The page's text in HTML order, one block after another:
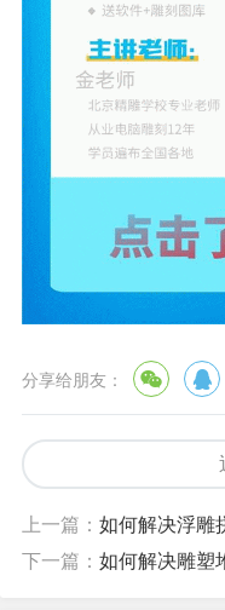
分享给朋友：
上一篇： 如何解决浮雕拼
下一篇： 如何解决雕塑